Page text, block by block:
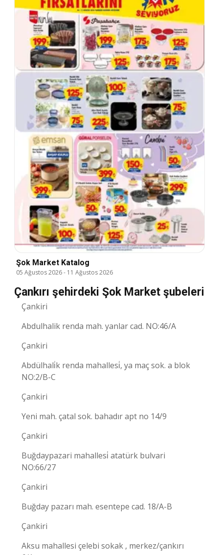
Şok Market Katalog
05 Ağustos 2026- 11 Ağustos 2026
Çankırı şehirdeki Şok Market şubeleri
Çankiri
Abdulhalik renda mah. yanlar cad. NO:46/A
Çankiri
Abdülhali̇k renda mahallesi̇, ya maç sok. a blok
NO:2/B-C
Çankiri
Yeni mah. çatal sok. bahadır apt no 14/9
Çankiri
Buğdaypazari mahallesi̇ atatürk bulvari
NO:66/27
Çankiri
Buğday pazarı mah. esentepe cad. 18/A-B
Çankiri
Aksu mahallesi çelebi sokak , merkez/çankırı